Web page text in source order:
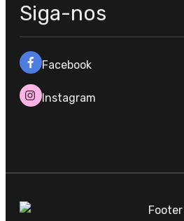
Siga-nos
Facebook
Instagram